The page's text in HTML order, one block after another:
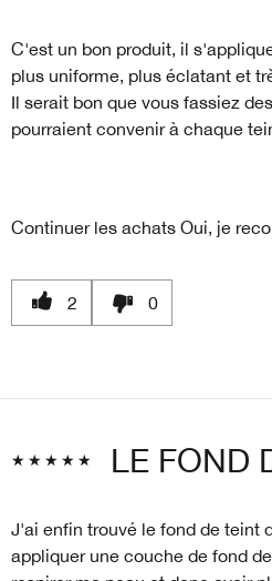
C'est un bon produit, il
plus uniforme, plus éclatant et
Il serait bon que vous fassiez
pourraient convenir à chaque
Continuer les achats Oui, je
2 0
LE FOND
J'ai enfin trouvé le fond de teint
appliquer une couche de fond